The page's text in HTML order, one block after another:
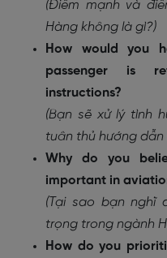
(Điểm mạnh và
Hàng không là gì?)
How would you
passenger is
instructions?
(Bạn sẽ xử lý tình
tuân thủ hướng
Why do you
important in
(Tại sao bạn nghĩ
trọng trong ngành
How do you